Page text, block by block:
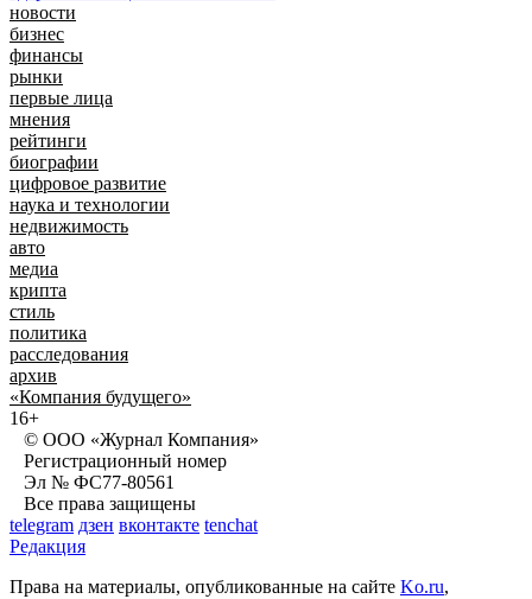
новости
бизнес
финансы
рынки
первые лица
мнения
рейтинги
биографии
цифровое развитие
наука и технологии
недвижимость
авто
медиа
крипта
стиль
политика
расследования
архив
«Компания будущего»
16+
© ООО «Журнал Компания»
Регистрационный номер
Эл № ФС77-80561
Все права защищены
telegram дзен вконтакте tenchat
Редакция
Права на материалы, опубликованные на сайте Ko.ru,